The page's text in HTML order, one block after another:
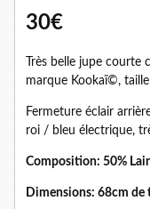
30€
Très belle jupe
marque Kookaï©,
Fermeture éclair
roi / bleu électrique,
Composition: 50%
Dimensions: 68cm de